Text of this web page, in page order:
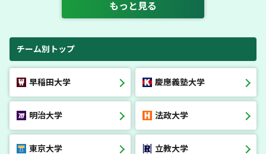
もっと見る
チーム別トップ
早稲田大学 慶應義塾大学
明治大学 法政大学
東京大学 立教大学